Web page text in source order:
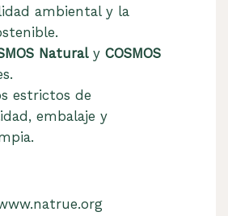
ambiental y la
Naturaly COSMOS
estrictos de
embalaje y